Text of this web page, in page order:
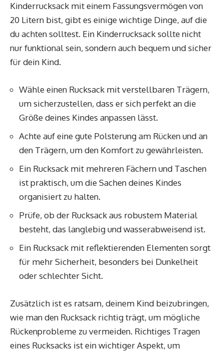
Kinderrucksack mit einem Fassungsvermögen von
20 Litern bist, gibt es einige wichtige Dinge, auf die
du achten solltest. Ein Kinderrucksack sollte nicht
nur funktional sein, sondern auch bequem und sicher
für dein Kind.
Wähle einen Rucksack mit verstellbaren Trägern,
um sicherzustellen, dass er sich perfekt an die
Größe deines Kindes anpassen lässt.
Achte auf eine gute Polsterung am Rücken und an
den Trägern, um den Komfort zu gewährleisten.
Ein Rucksack mit mehreren Fächern und Taschen
ist praktisch, um die Sachen deines Kindes
organisiert zu halten.
Prüfe, ob der Rucksack aus robustem Material
besteht, das langlebig und wasserabweisend ist.
Ein Rucksack mit reflektierenden Elementen sorgt
für mehr Sicherheit, besonders bei Dunkelheit
oder schlechter Sicht.
Zusätzlich ist es ratsam, deinem Kind beizubringen,
wie man den Rucksack richtig trägt, um mögliche
Rückenprobleme zu vermeiden. Richtiges Tragen
eines Rucksacks ist ein wichtiger Aspekt, um